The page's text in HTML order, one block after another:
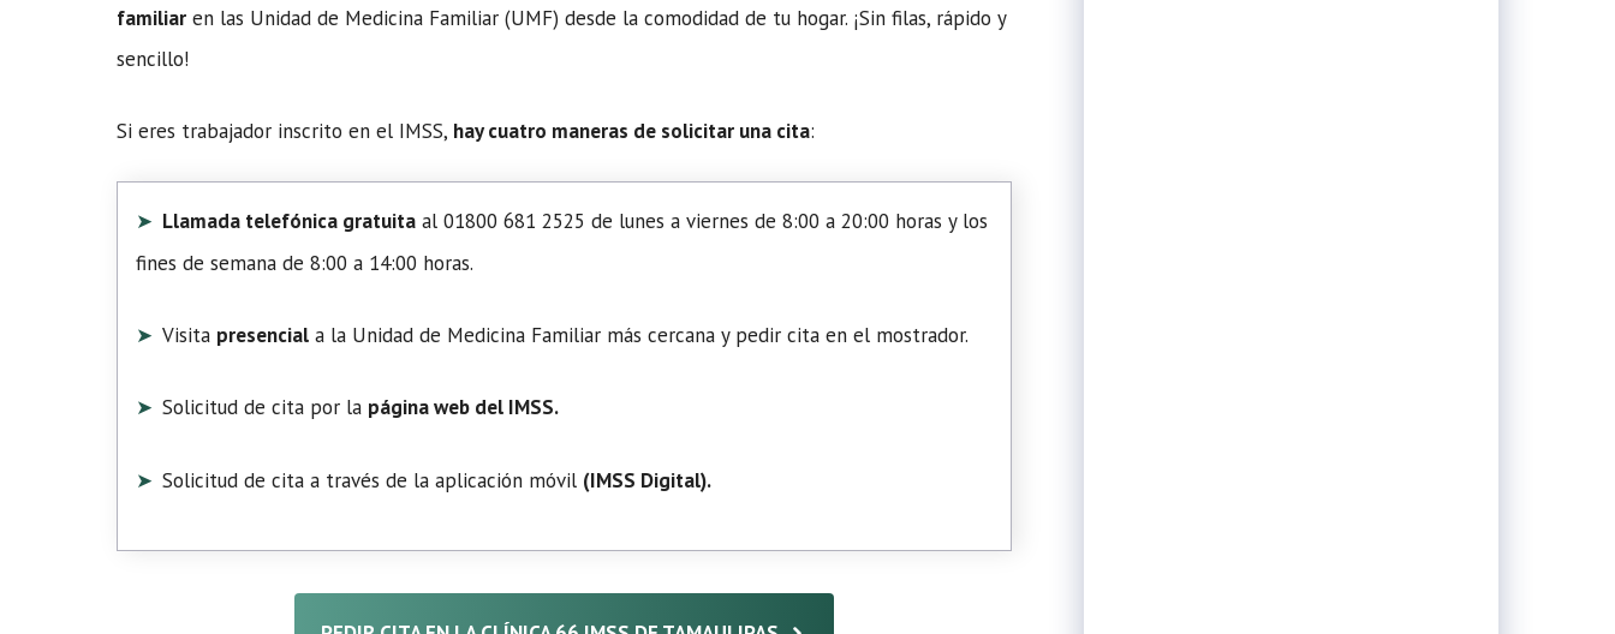
familiar en las Unidad de Medicina Familiar (UMF) desde la comodidad de tu hogar. ¡Sin filas, rápido y
sencillo!
Si eres trabajador inscrito en el IMSS, hay cuatro maneras de solicitar una cita:
Llamada telefónica gratuita al 01800 681 2525 de lunes a viernes de 8:00 a 20:00 horas y los
fines de semana de 8:00 a 14:00 horas.
Visita presencial a la Unidad de Medicina Familiar más cercana y pedir cita en el mostrador.
Solicitud de cita por la página web del IMSS.
Solicitud de cita a través de la aplicación móvil (IMSS Digital).